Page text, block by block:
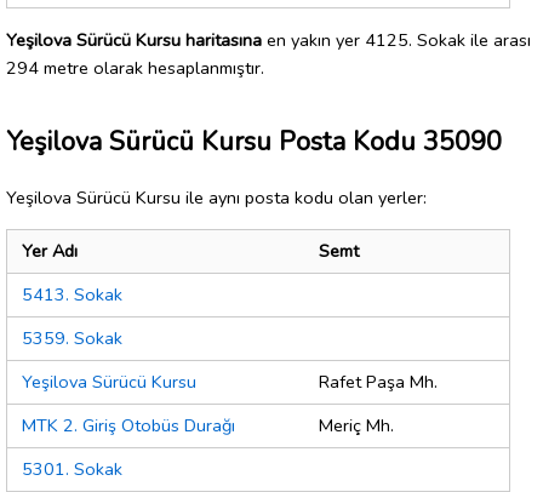
Yeşilova Sürücü Kursu haritasına en yakın yer 4125. Sokak ile arası
294 metre olarak hesaplanmıştır.
Yeşilova Sürücü Kursu Posta Kodu 35090
Yeşilova Sürücü Kursu ile aynı posta kodu olan yerler:
Yer Adı
Semt
5413. Sokak
5359. Sokak
Yeşilova Sürücü Kursu
Rafet Paşa Mh.
MTK 2. Giriş Otobüs Durağı
Meriç Mh.
5301. Sokak